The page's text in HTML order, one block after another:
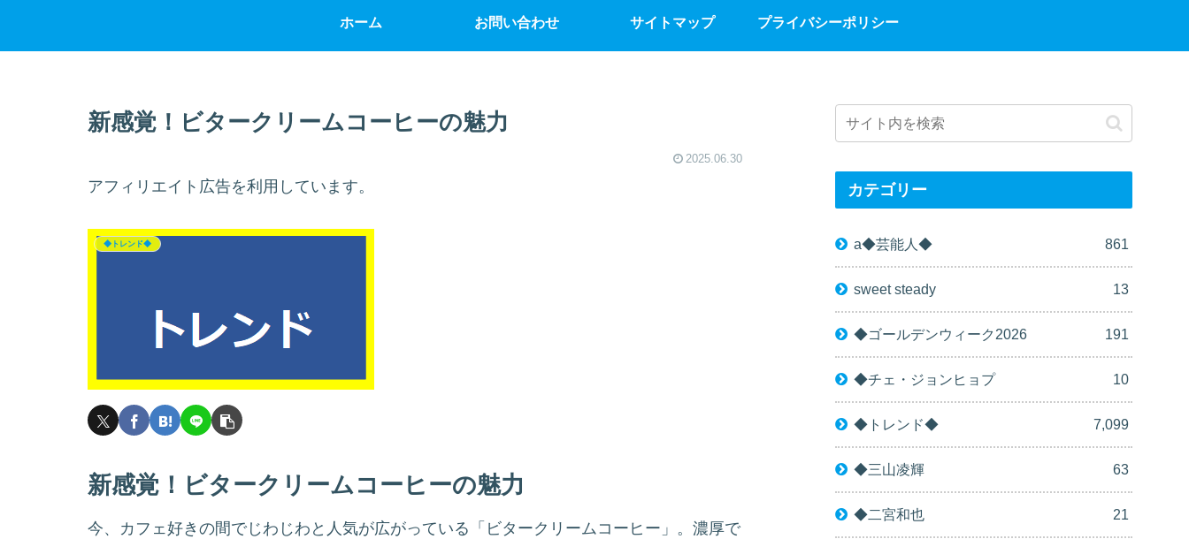
ホーム お問い合わせ サイトマップ プライバシーポリシー
新感覚！ビタークリームコーヒーの魅力
2025.06.30
アフィリエイト広告を利用しています。
◆トレンド◆
新感覚！ビタークリームコーヒーの魅力
今、カフェ好きの間でじわじわと人気が広がっている「ビタークリームコーヒー」。濃厚で
カテゴリー
a◆芸能人◆ 861
sweet steady 13
◆ゴールデンウィーク2026 191
◆チェ・ジョンヒョプ 10
◆トレンド◆ 7,099
◆三山凌輝 63
◆二宮和也 21